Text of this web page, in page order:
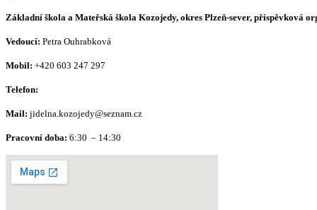
Základní škola a Mateřská škola Kozojedy, okres Plzeň-sever, příspěvková
Vedoucí: Petra Ouhrabková
Mobil: +420 603 247 297
Telefon:
Mail: jidelna.kozojedy@seznam.cz
Pracovní doba: 6:30 – 14:30